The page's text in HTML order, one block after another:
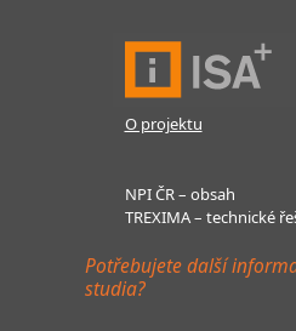
O projektu
NPI ČR – obsah
TREXIMA – technické
Potřebujete další
studia?